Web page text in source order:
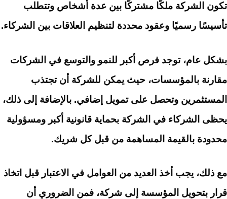
تكون الشركة ملكًا مشتركًا بين عدة أشخاص وتتطلب
تأسيسًا رسميًا وعقود محددة لتنظيم العلاقات بين الشركاء.
بشكل عام، توجد فرص أكبر للنمو والتوسع في الشركات
مقارنة بالمؤسسات، حيث يمكن للشركة أن تجتذب
المستثمرين وتحصل على تمويل إضافي. بالإضافة إلى ذلك،
يحظى الشركاء في الشركة بحماية قانونية أكبر ومسؤولية
محدودة بالقيمة المساهمة من قبل كل شريك.
مع ذلك، يجب أخذ العديد من العوامل في الاعتبار قبل اتخاذ
قرار بتحويل المؤسسة إلى شركة، فمن الضروري أن